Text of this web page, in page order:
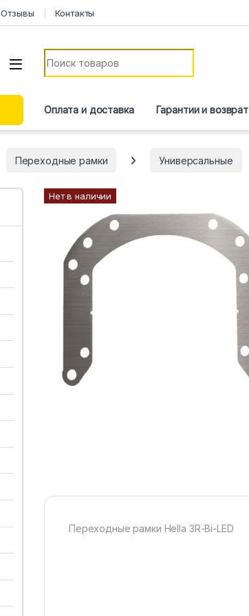
Отзывы Контакты
Искать:
Оплата и доставка Гарантии и возврат
Переходные рамки Универсальные
Нет в наличии
Переходные рамки Hella 3R-Bi-LED